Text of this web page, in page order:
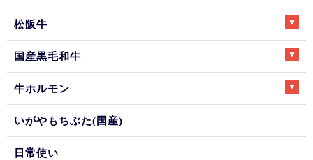
松阪牛
国産黒毛和牛
牛ホルモン
いがやもちぶた(国産)
日常使い